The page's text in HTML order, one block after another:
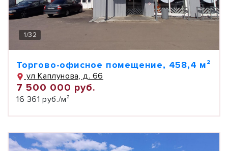
1/32
Торгово-офисное помещение, 458,4 м²
ул Каплунова, д. 66
7 500 000 руб.
16 361 руб./м²